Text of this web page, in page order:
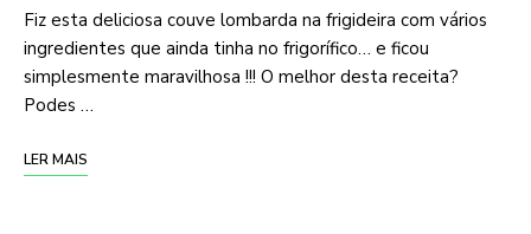
Fiz esta deliciosa couve lombarda na frigideira com vários
ingredientes que ainda tinha no frigorífico… e ficou
simplesmente maravilhosa !!! O melhor desta receita?
Podes …
LER MAIS